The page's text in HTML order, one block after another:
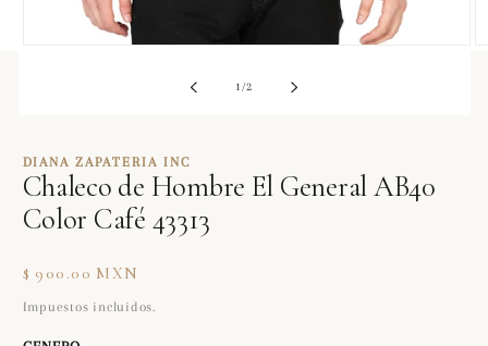
modal
1/de
2
DIANA ZAPATERIA INC
Chaleco de Hombre El General AB40
Color Café 43313
Precio
habitual
$ 900.00 MXN
Impuestos incluidos.